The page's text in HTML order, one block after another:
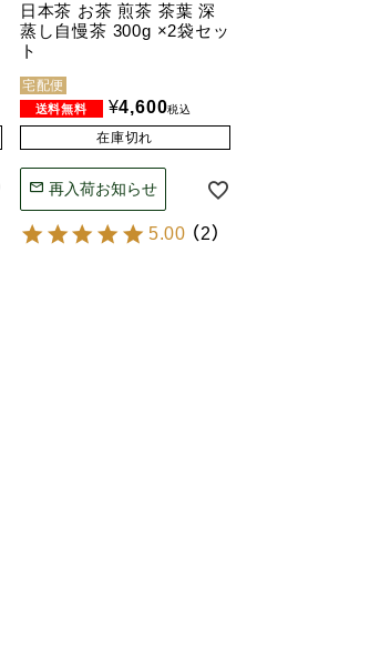
日本茶 お茶 煎茶 茶葉 深
蒸し自慢茶 300g ×2袋セッ
ト
宅配便
¥4,600税込
在庫切れ
再入荷お知らせ
5.00 （2）